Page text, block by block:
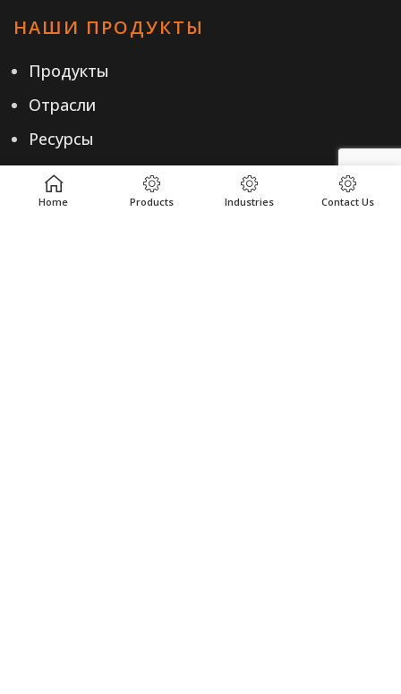
НАШИ ПРОДУКТЫ
Продукты
Отрасли
Ресурсы
Home Products Industries Contact Us